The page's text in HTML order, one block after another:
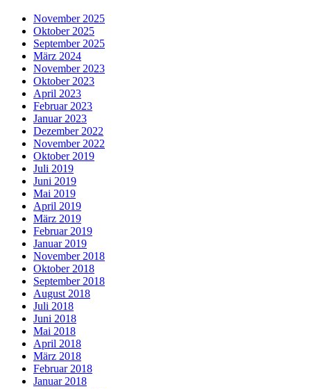
November 2025
Oktober 2025
September 2025
März 2024
November 2023
Oktober 2023
April 2023
Februar 2023
Januar 2023
Dezember 2022
November 2022
Oktober 2019
Juli 2019
Juni 2019
Mai 2019
April 2019
März 2019
Februar 2019
Januar 2019
November 2018
Oktober 2018
September 2018
August 2018
Juli 2018
Juni 2018
Mai 2018
April 2018
März 2018
Februar 2018
Januar 2018